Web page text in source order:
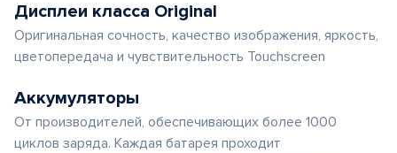
Дисплеи класса Original
Оригинальная сочность, качество изображения, яркость,
цветопередача и чувствительность Touchscreen
Аккумуляторы
От производителей, обеспечивающих более 1000
циклов заряда. Каждая батарея проходит